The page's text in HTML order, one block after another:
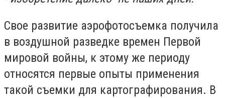
Свое развитие аэрофотосъемка получила
в воздушной разведке времен Первой
мировой войны, к этому же периоду
относятся первые опыты применения
такой съемки для картографирования. В